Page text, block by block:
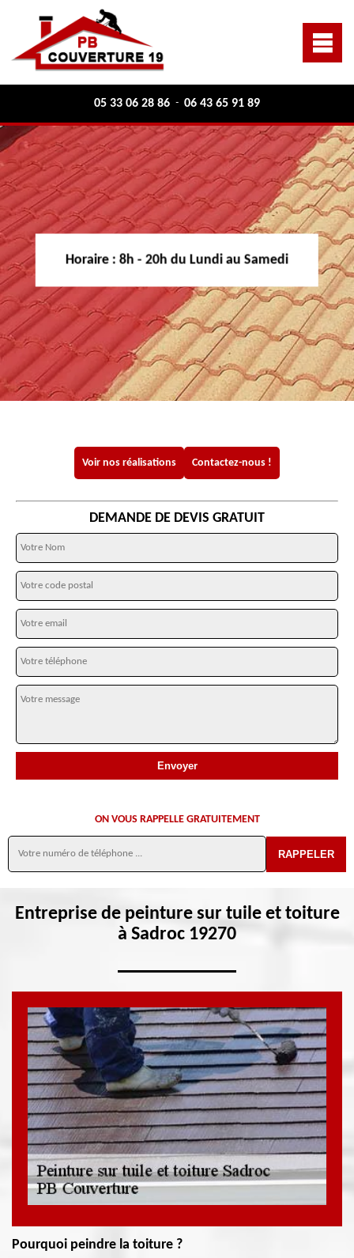
05 33 06 28 86 - 06 43 65 91 89
Horaire : 8h - 20h du Lundi au Samedi
Voir nos réalisations Contactez-nous !
DEMANDE DE DEVIS GRATUIT
ON VOUS RAPPELLE GRATUITEMENT
Entreprise de peinture sur tuile et toiture
à Sadroc 19270
Pourquoi peindre la toiture ?